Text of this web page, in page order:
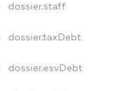
dossier.staff
dossier.taxDebt
dossier.esvDebt